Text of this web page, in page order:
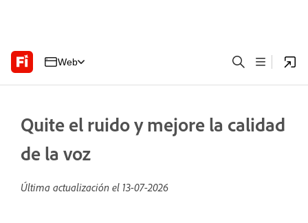
Web
Quite el ruido y mejore la calidad
de la voz
Última actualización el 13-07-2026